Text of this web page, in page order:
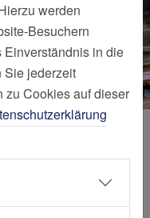
Zentrum
werden
Besuchern
Einverständnis in die
Sie jederzeit
zu Cookies auf dieser